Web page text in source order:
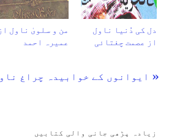
من و سلویٰ ناول از
عمیرہ احمد
دل کی دُنیا ناول
از عصمت چغتائی
« ایوانوں کے خوابیدہ چراغ
زیادہ پڑھی جانی والی کتابیں